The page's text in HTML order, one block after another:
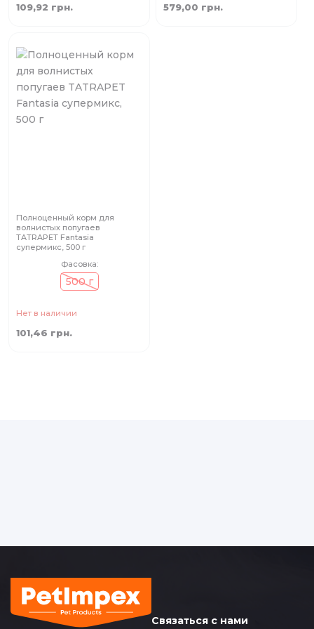
109,92 грн. 579,00 грн.
Полноценный корм для
волнистых попугаев
TATRAPET Fantasia
супермикс, 500 г
Фасовка:
500 г
Нет в наличии
101,46 грн.
Связаться с нами